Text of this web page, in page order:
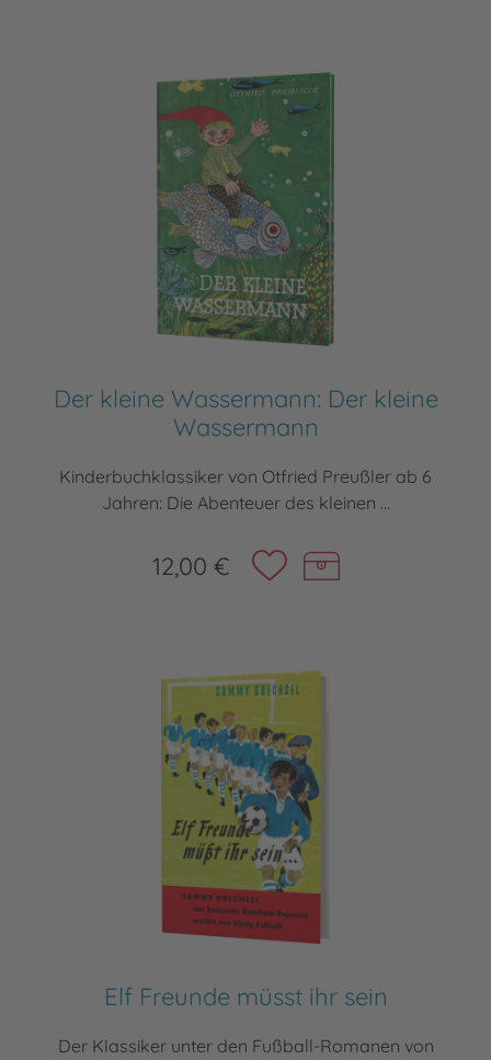
Der kleine Wassermann: Der kleine
Wassermann
Kinderbuchklassiker von Otfried Preußler ab 6
Jahren: Die Abenteuer des kleinen ...
12,00 €
Elf Freunde müsst ihr sein
Der Klassiker unter den Fußball-Romanen von